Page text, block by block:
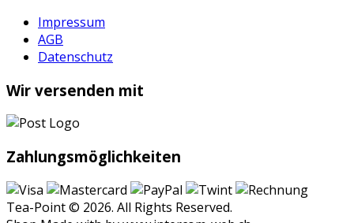
Impressum
AGB
Datenschutz
Wir versenden mit
Zahlungsmöglichkeiten
Tea-Point © 2026. All Rights Reserved.